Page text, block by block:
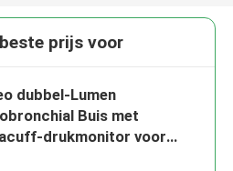
prijs voor
dubbel-Lumen
Buis met
drukmonitor voor